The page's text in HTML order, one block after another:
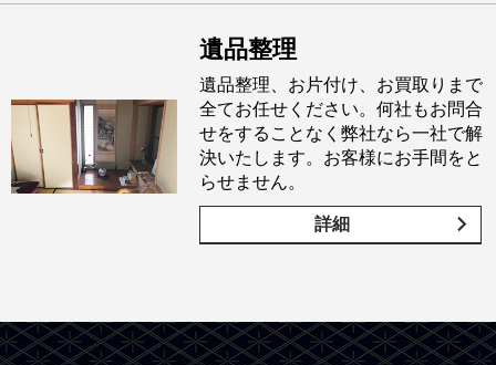
遺品整理
遺品整理、お片付け、お買取りまで
全てお任せください。何社もお問合
せをすることなく弊社なら一社で解
決いたします。お客様にお手間をと
らせません。
詳細